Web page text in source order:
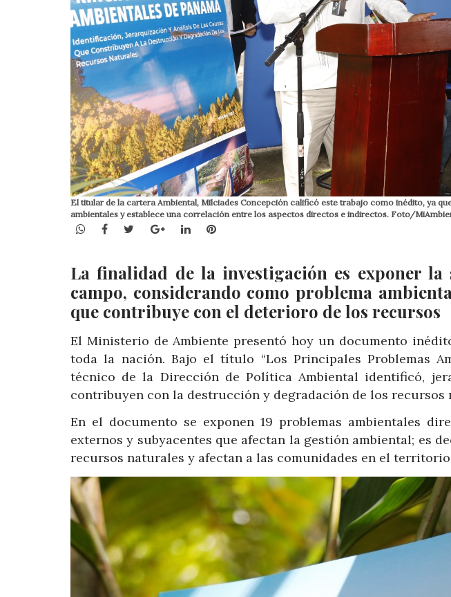
El titular de la cartera Ambiental, Milciades Concepción calificó este trabajo como inédito, ya
ambientales y establece una correlación entre los aspectos directos e indirectos. Foto/
WhatsApp
Facebook
TwitterGoogle+LinkedInPinterest
La finalidad de la investigación es exponer la
campo, considerando como problema
que contribuye con el deterioro de los recursos
El Ministerio de Ambiente presentó hoy un documento
toda la nación. Bajo el título “Los Principales Problemas
técnico de la Dirección de Política Ambiental identificó,
contribuyen con la destrucción y degradación de los recursos
En el documento se exponen 19 problemas ambientales
externos y subyacentes que afectan la gestión ambiental; es
recursos naturales y afectan a las comunidades en el